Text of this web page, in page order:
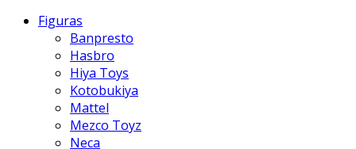
Figuras
Banpresto
Hasbro
Hiya Toys
Kotobukiya
Mattel
Mezco Toyz
Neca